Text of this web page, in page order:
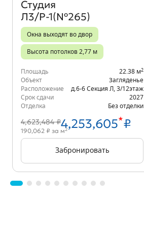
Студия
Л3/Р-1(№265)
Окна выходят во двор
Высота потолков 2,77 м
Площадь 22.38 м2
Объект
Загляденье
Расположение
д.6-6 Секция Л 3/12этаж
Срок сдачи
2027
Отделка
Без отделки
4,623,484 ₽4,253,605*₽
190,062 ₽ за м2
Забронировать